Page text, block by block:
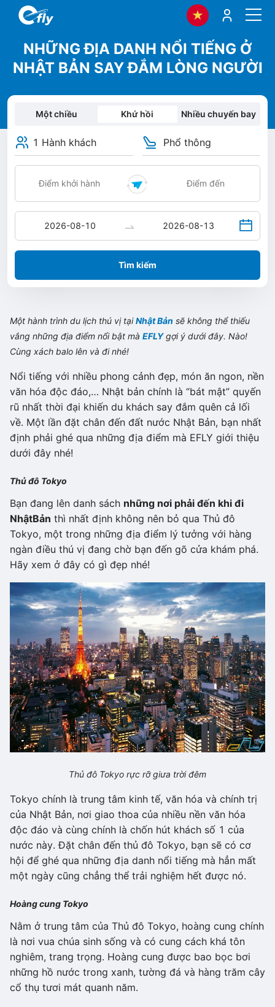
NHỮNG ĐỊA DANH NỔI TIẾNG Ở
NHẬT BẢN SAY ĐẮM LÒNG NGƯỜI
Một chiều Khứ hồi Nhiều chuyến bay
1 Hành khách Phổ thông
Tìm kiếm
Một hành trình du lịch thú vị tạiNhật Bản sẽ không thể thiếu
vắng những địa điểm nổi bật mà EFLYgợi ý dưới đây. Nào!
Cùng xách balo lên và đi nhé!
Nổi tiếng với nhiều phong cảnh đẹp, món ăn ngon, nền
văn hóa độc đáo,… Nhật bản chính là “bát mật” quyến
rũ nhất thời đại khiến du khách say đắm quên cả lối
về. Một lần đặt chân đến đất nước Nhật Bản, bạn nhất
định phải ghé qua những địa điểm mà EFLY giới thiệu
dưới đây nhé!
Thủ đô Tokyo
Bạn đang lên danh sách những nơi phải đến khi đi
NhậtBản thì nhất định không nên bỏ qua Thủ đô
Tokyo, một trong những địa điểm lý tưởng với hàng
ngàn điều thú vị đang chờ bạn đến gõ cửa khám phá.
Hãy xem ở đây có gì đẹp nhé!
Thủ đô Tokyo rực rỡ giưa trời đêm
Tokyo chính là trung tâm kinh tế, văn hóa và chính trị
của Nhật Bản, nơi giao thoa của nhiều nền văn hóa
độc đáo và cùng chính là chốn hút khách số 1 của
nước này. Đặt chân đến thủ đô Tokyo, bạn sẽ có cơ
hội để ghé qua những địa danh nổi tiếng mà hẳn mất
một ngày cũng chẳng thể trải nghiệm hết được nó.
Hoàng cung Tokyo
Nằm ở trung tâm của Thủ đô Tokyo, hoàng cung chính
là nơi vua chúa sinh sống và có cung cách khá tôn
nghiêm, trang trọng. Hoàng cung được bao bọc bơi
những hồ nước trong xanh, tường đá và hàng trăm cây
cổ thụ tươi mát quanh năm.